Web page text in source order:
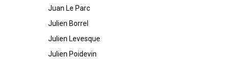
Juan Le Parc
Julien Borrel
Julien Levesque
Julien Poidevin